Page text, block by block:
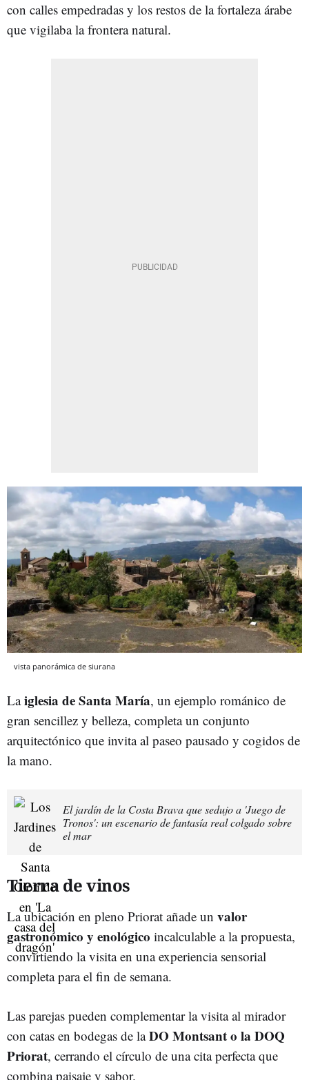
con calles empedradas y los restos de la fortaleza árabe
que vigilaba la frontera natural.
vista panorámica de siurana
Laiglesia de Santa María, un ejemplo románico de
gran sencillez y belleza, completa un conjunto
arquitectónico que invita al paseo pausado y cogidos de
la mano.
El jardín de la Costa Brava que sedujo a 'Juego de
Tronos': un escenario de fantasía real colgado sobre
el mar
Tierra de vinos
La ubicación en pleno Priorat añade un valor
gastronómico y enológico incalculable a la propuesta,
convirtiendo la visita en una experiencia sensorial
completa para el fin de semana.
Las parejas pueden complementar la visita al mirador
con catas en bodegas de laDO Montsant o la DOQ
Priorat, cerrando el círculo de una cita perfecta que
combina paisaje y sabor.